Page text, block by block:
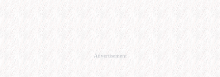
Advertisement